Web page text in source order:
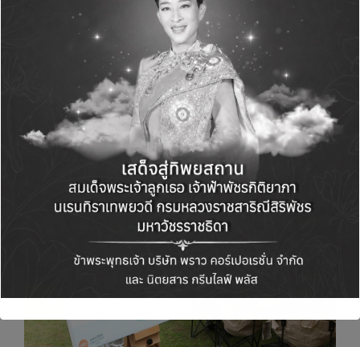
Green Fest 2025 ที่จัดขึ้นในวันที่ 11 – 14
กันยายน 2568 ณ สวนสามพราน จังหวัดนครปฐม
ตั้งแต่เวลา 09:00-17:00 น. โดยไม่เสียค่าใช้จ่าย
และติดตามรายละเอียดเพิ่มเติมได้ที่ Facebook
Page : Amazing Green Fest หรือ โทร. 1672
Travel Buddy